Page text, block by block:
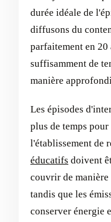
durée idéale de
diffusons du
parfaitement en 20
suffisamment de
manière
Les épisodes
plus de temps
l'établissement de
éducatifs doivent
couvrir de manière
tandis que les
conserver énergie